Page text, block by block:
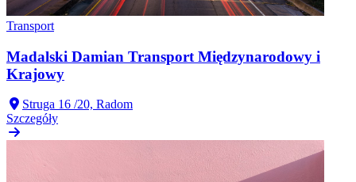
Transport
Madalski Damian Transport Międzynarodowy i
Krajowy
Struga 16 /20, Radom
Szczegóły